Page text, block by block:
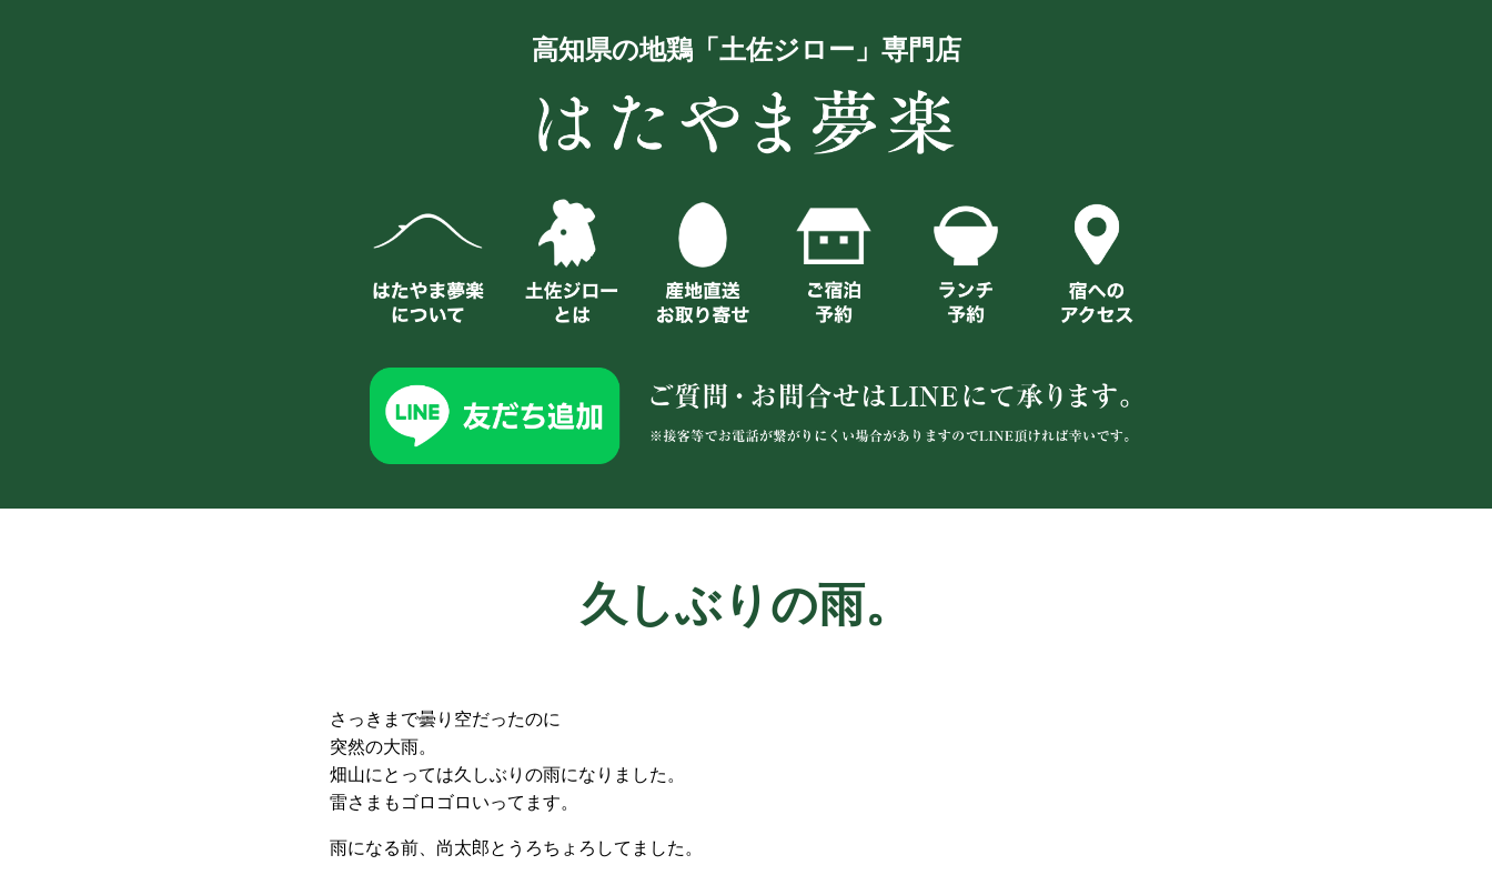
高知県の地鶏「土佐ジロー」専門店
久しぶりの雨。
さっきまで曇り空だったのに
突然の大雨。
畑山にとっては久しぶりの雨になりました。
雷さまもゴロゴロいってます。
雨になる前、尚太郎とうろちょろしてました。